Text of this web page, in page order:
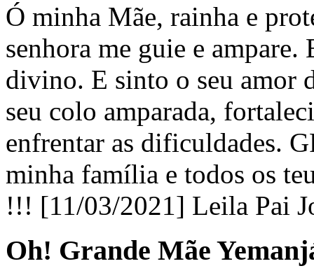
Ó minha Mãe, rainha e
senhora me guie e
divino. E sinto o seu amor
seu colo amparada,
enfrentar as dificuldades.
minha família e todos os
!!! [11/03/2021] Leila Pai
Oh! Grande Mãe